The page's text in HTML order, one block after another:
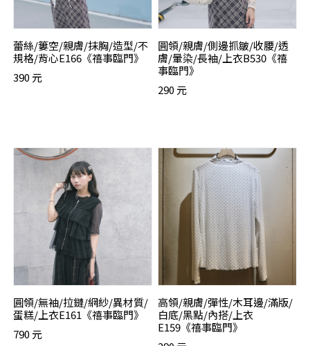
蕾絲/簍空/親膚/抹胸/造型/不
規格/背心E166《禧事臨門》
390 元
圓領/親膚/側邊抓皺/收腰/透
膚/暈染/長袖/上衣B530《禧
事臨門》
290 元
圓領/無袖/拉鏈/網紗/異材質/
蛋糕/上衣E161《禧事臨門》
790 元
高領/親膚/彈性/木耳邊/滿版/
白底/黑點/內搭/上衣
E159《禧事臨門》